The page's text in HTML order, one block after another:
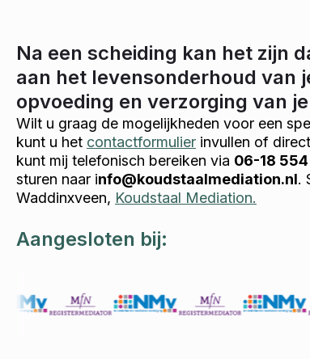
Na een scheiding kan het zijn
aan het levensonderhoud van
opvoeding en verzorging van
Wilt u graag de mogelijkheden voor een
kunt u het contactformulier invullen of
kunt mij telefonisch bereiken via 06-18
sturen naar info@koudstaalmediation.nl.
Waddinxveen, Koudstaal Mediation.
Aangesloten bij: